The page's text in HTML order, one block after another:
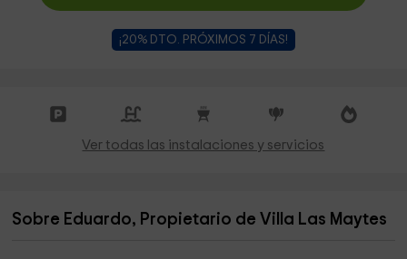
¡20% DTO. PRÓXIMOS 7 DÍAS!
Ver todas las instalaciones y servicios
Sobre Eduardo, Propietario de Villa Las Maytes